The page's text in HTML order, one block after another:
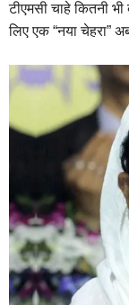
टीएमसी चाहे कितनी
लिए एक “नया चेहरा”